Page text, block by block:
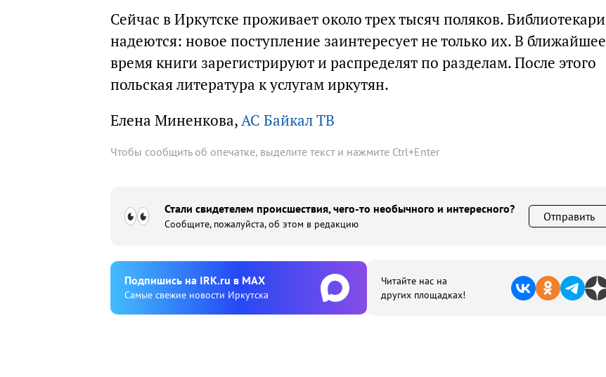
Сейчас в Иркутске проживает около трех тысяч поляков. Библиотекари
надеются: новое поступление заинтересует не только их. В ближайшее
время книги зарегистрируют и распределят по разделам. После этого
польская литература к услугам иркутян.
Елена Миненкова,АС Байкал ТВ
Чтобы сообщить об опечатке, выделите текст и нажмите Ctrl+Enter
Стали свидетелем происшествия, чего-то необычного и интересного?
Сообщите, пожалуйста, об этом в редакцию
Отправить
Подпишиcь на IRK.ru в MAX
Cамые свежие новости Иркутска
Читайте нас на
других площадках!